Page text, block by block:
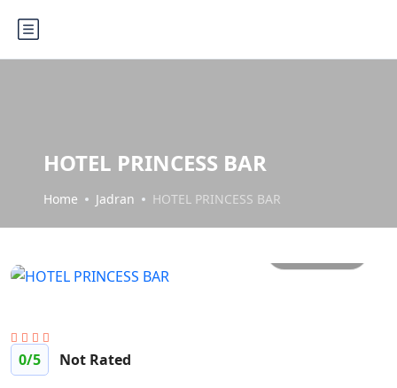
HOTEL PRINCESS BAR
Home Jadran HOTEL PRINCESS BAR
0/5 Not Rated